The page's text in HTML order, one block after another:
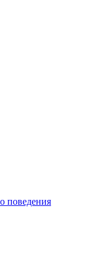
поведения